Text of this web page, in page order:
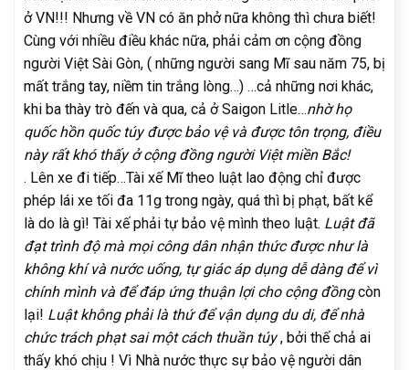
ở VN!!! Nhưng về VN có ăn phở nữa không thì chưa biết!
Cùng với nhiều điều khác nữa, phải cảm ơn cộng đồng
người Việt Sài Gòn, ( những người sang Mĩ sau năm 75, bị
mất trắng tay, niềm tin trắng lòng…) …cả những nơi khác,
khi ba thày trò đến và qua, cả ở Saigon Litle…nhờ họ
quốc hồn quốc túy được bảo vệ và được tôn trọng, điều
này rất khó thấy ở cộng đồng người Việt miền Bắc!
. Lên xe đi tiếp…Tài xế Mĩ theo luật lao động chỉ được
phép lái xe tối đa 11g trong ngày, quá thì bị phạt, bất kể
là do là gì! Tài xế phải tự bảo vệ mình theo luật. Luật đã
đạt trình độ mà mọi công dân nhận thức được như là
không khí và nước uống, tự giác áp dụng dễ dàng để vì
chính mình và để đáp ứng thuận lợi cho cộng đồngcòn
lại! Luật không phải là thứ để vận dụng du di, để nhà
chức trách phạt sai một cách thuần túy, bởi thế chả ai
thấy khó chịu ! Vì Nhà nước thực sự bảo vệ người dân